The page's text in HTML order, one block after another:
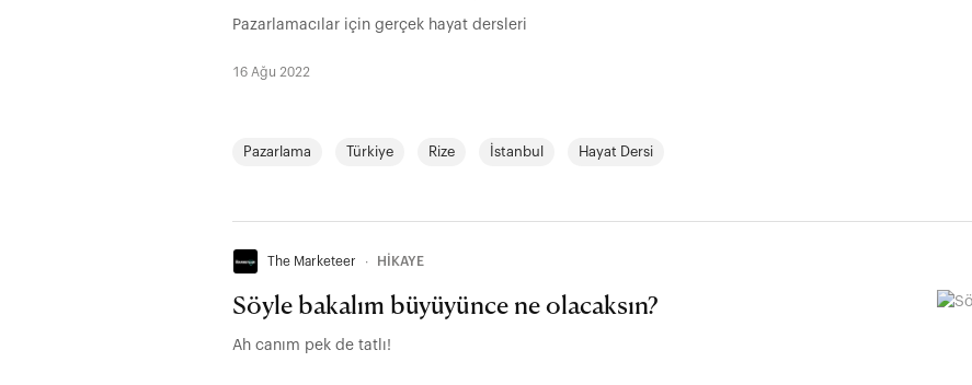
Pazarlamacılar için gerçek hayat dersleri
16 Ağu 2022
Pazarlama Türkiye Rize İstanbul Hayat Dersi
The Marketeer ∙ HİKAYE
Söyle bakalım büyüyünce ne olacaksın?
Ah canım pek de tatlı!